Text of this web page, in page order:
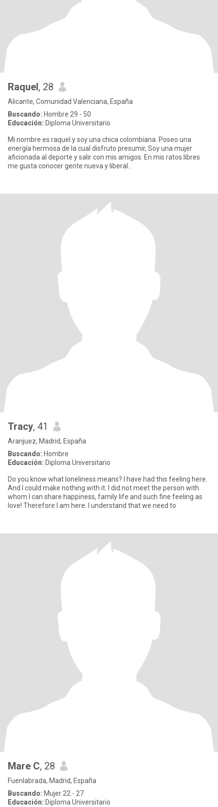
Raquel, 28
Alicante, Comunidad Valenciana, España
Buscando: Hombre 29 - 50
Educación: Diploma Universitario
Mi nombre es raquel y soy una chica colombiana. Poseo una
energía hermosa de la cual disfruto presumir, Soy una mujer
aficionada al deporte y salir con mis amigos. En mis ratos libres
me gusta conocer gente nueva y liberal..
Tracy, 41
Aranjuez, Madrid, España
Buscando: Hombre
Educación: Diploma Universitario
Do you know what loneliness means? I have had this feeling here.
And I could make nothing with it. I did not meet the person with
whom I can share happiness, family life and such fine feeling as
love! Therefore I am here. I understand that we need to
Mare C, 28
Fuenlabrada, Madrid, España
Buscando: Mujer 22 - 27
Educación: Diploma Universitario